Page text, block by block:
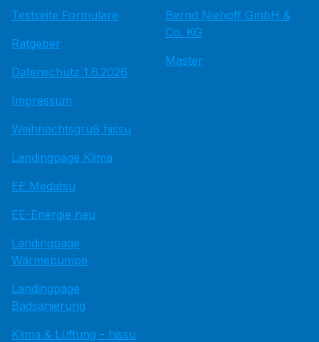
Testseite Formulare
Ratgeber
Datenschutz 1.6.2026
Impressum
Weihnachtsgruß hissu
Landingpage Klima
EE Medatsu
EE-Energie neu
Landingpage
Wärmepumpe
Landingpage
Badsanierung
Klima & Lüftung - hissu
Bernd Niehoff GmbH &
Co. KG
Master